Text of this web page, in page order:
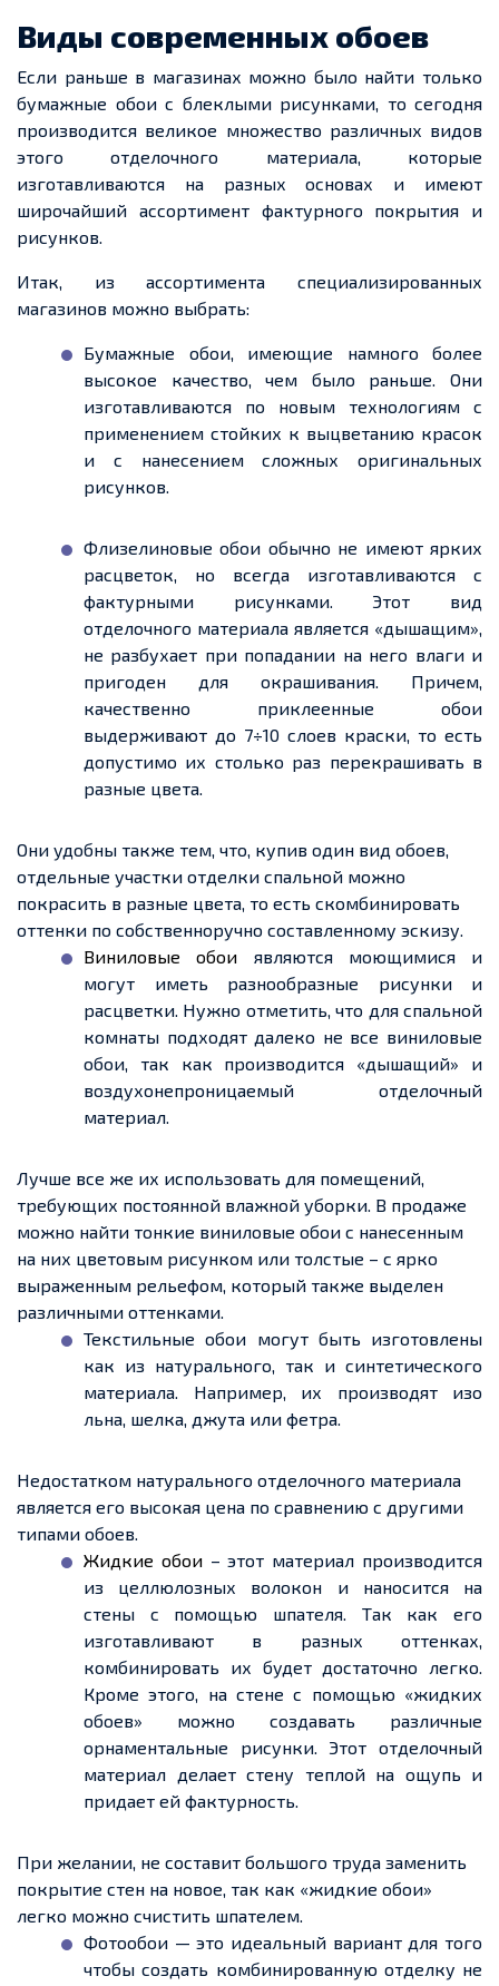
Виды современных обоев
Если раньше в магазинах можно было найти только
бумажные обои с блеклымирисунками, то сегодня
производится великое множество различных видов
этого отделочного материала, которые
изготавливаются на разных основах и имеют
широчайший ассортимент фактурного покрытия и
рисунков.
Итак, из ассортимента специализированных
магазинов можно выбрать:
Бумажные обои, имеющие намного более
высокое качество, чем было раньше. Они
изготавливаются по новым технологиям с
применением стойких к выцветанию красок
и с нанесением сложных оригинальных
рисунков.
Флизелиновые обои обычно не имеют ярких
расцветок, но всегда изготавливаются с
фактурными рисунками. Этот вид
отделочного материала является «дышащим»,
не разбухает при попадании на него влаги и
пригоден для окрашивания. Причем,
качественно приклеенные обои
выдерживают до 7÷10 слоев краски, то есть
допустимо их столько раз перекрашивать в
разные цвета.
Они удобны также тем, что, купив один вид обоев,
отдельные участки отделки спальной можно
покрасить в разные цвета, то есть скомбинировать
оттенки по собственноручно составленному эскизу.
Виниловые обои являются моющимися и
могут иметь разнообразные рисунки и
расцветки. Нужно отметить, что для спальной
комнаты подходят далеко не все виниловые
обои, так как производится «дышащий» и
воздухонепроницаемый отделочный
материал.
Лучше все же их использовать для помещений,
требующих постоянной влажной уборки. В продаже
можно найти тонкие виниловые обои с нанесенным
на них цветовым рисунком или толстые – с ярко
выраженным рельефом, который также выделен
различными оттенками.
Текстильные обои могут быть изготовлены
как из натурального, так и синтетического
материала. Например, их производят изо
льна, шелка, джута или фетра.
Недостатком натурального отделочного материала
является его высокая цена по сравнению с другими
типами обоев.
Жидкие обои– этот материал производится
из целлюлозных волокон и наносится на
стены с помощью шпателя. Так как его
изготавливают в разных оттенках,
комбинировать их будет достаточно легко.
Кроме этого, на стене с помощью «жидких
обоев» можно создавать различные
орнаментальные рисунки. Этот отделочный
материал делает стену теплойна ощупь и
придает ей фактурность.
При желании, не составит большого труда заменить
покрытие стен на новое, так как «жидкие обои»
легко можно счистить шпателем.
Фотообои — это идеальный вариант для того
чтобы создать комбинированную отделку не